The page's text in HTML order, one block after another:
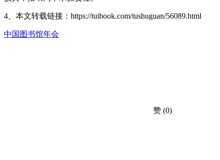
4、本文转载链接：https://tuibook.com/tushuguan/56089.html
中国图书馆年会
赞 (0)